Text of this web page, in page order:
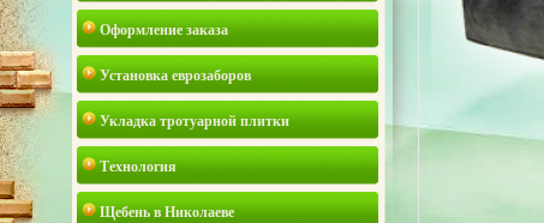
Оформление заказа
Установка еврозаборов
Укладка тротуарной плитки
Технология
Щебень в Николаеве